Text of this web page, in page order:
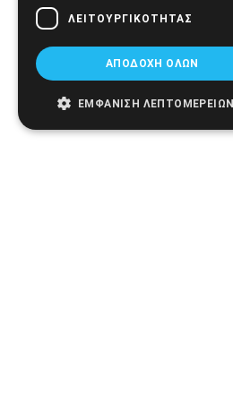
ΛΕΙΤΟΥΡΓΙΚΌΤΗΤΑΣ
ΑΠΟΔΟΧΉ ΌΛΩΝ
ΕΜΦΆΝΙΣΗ ΛΕΠΤΟΜΕΡΕΙΏΝ